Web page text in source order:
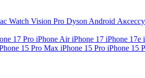
Watch Vision Pro Dyson Android
17 Pro iPhone AiriPhone 17 iPhone 17e
15 Pro Max iPhone 15 Pro iPhone 15